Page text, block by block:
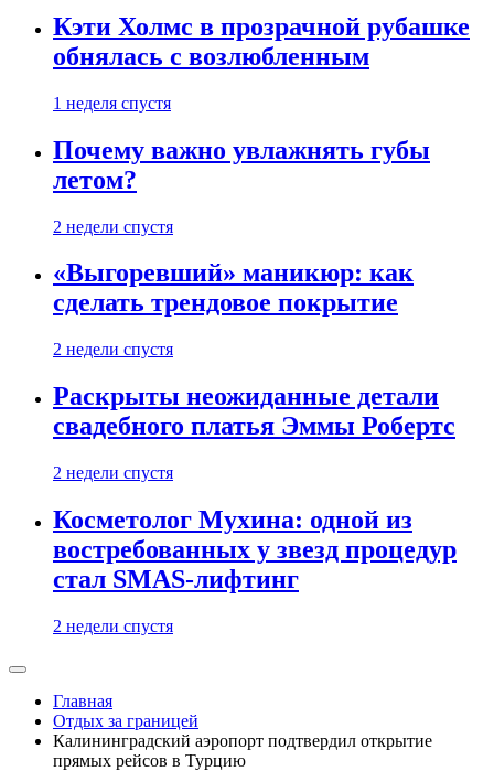
Кэти Холмс в прозрачной рубашке
обнялась с возлюбленным
1 неделя спустя
Почему важно увлажнять губы
летом?
2 недели спустя
«Выгоревший» маникюр: как
сделать трендовое покрытие
2 недели спустя
Раскрыты неожиданные детали
свадебного платья Эммы Робертс
2 недели спустя
Косметолог Мухина: одной из
востребованных у звезд процедур
стал SMAS-лифтинг
2 недели спустя
Главная
Отдых за границей
Калининградский аэропорт подтвердил открытие
прямых рейсов в Турцию